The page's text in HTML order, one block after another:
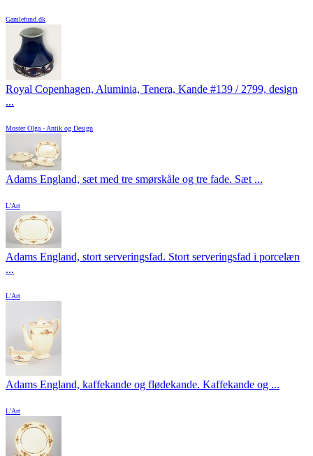
Gamlefund.dk
Royal Copenhagen, Aluminia, Tenera, Kande #139 / 2799, design
...
Moster Olga - Antik og Design
Adams England, sæt med tre smørskåle og tre fade. Sæt ...
L'Art
Adams England, stort serveringsfad. Stort serveringsfad i porcelæn
...
L'Art
Adams England, kaffekande og flødekande. Kaffekande og ...
L'Art